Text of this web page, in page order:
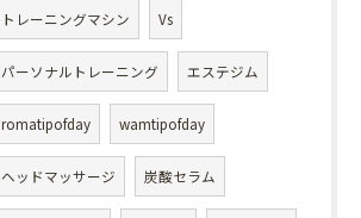
トレーニングマシン Vs
パーソナルトレーニング エステジム
romatipofday wamtipofday
ヘッドマッサージ 炭酸セラム